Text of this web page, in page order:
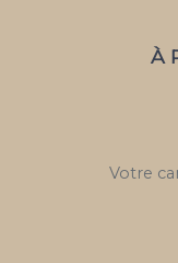
À
Votre